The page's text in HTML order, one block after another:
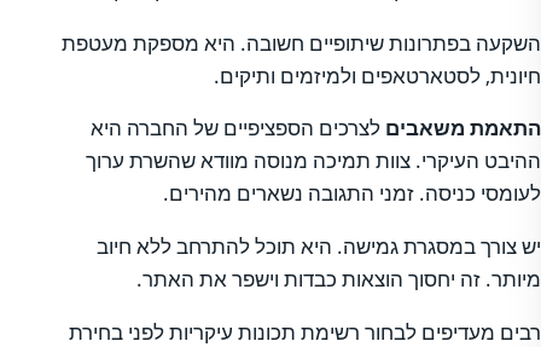
השקעה בפתרונות שיתופיים חשובה. היא מספקת מעטפת
חיונית, לסטארטאפים ולמיזמים ותיקים.
התאמת משאבים לצרכים הספציפיים של החברה היא
ההיבט העיקרי. צוות תמיכה מנוסה מוודא שהשרת ערוך
לעומסי כניסה. זמני התגובה נשארים מהירים.
יש צורך במסגרת גמישה. היא תוכל להתרחב ללא חיוב
מיותר. זה יחסוך הוצאות כבדות וישפר את האתר.
רבים מעדיפים לבחור רשימת תכונות עיקריות לפני בחירת